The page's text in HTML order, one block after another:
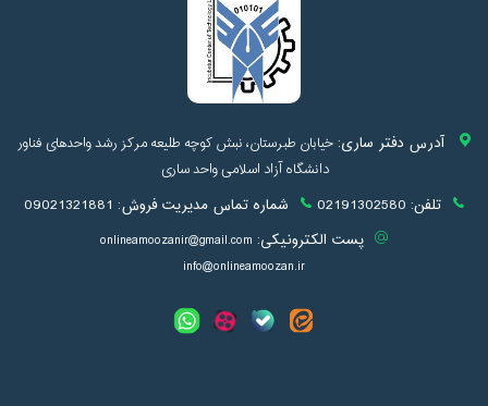
آدرس دفتر ساری:خیابان طبرستان، نبش کوچه طلیعه مرکز رشد واحدهای فناور
دانشگاه آزاد اسلامی واحد ساری
تلفن: 02191302580 شماره تماس مدیریت فروش: 09021321881
پست الکترونیکی: onlineamoozanir@gmail.com
info@onlineamoozan.ir